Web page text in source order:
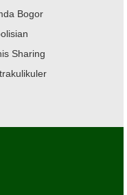
Bogor
Sharing